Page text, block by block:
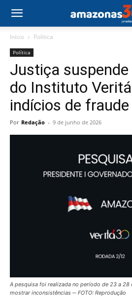
Início Política
Política
Justiça
do Instituto
indícios de fraude
Por Redação - 9 de junho de 2026
A pesquisa foi realizada no período de 23 a 28
mostrar inconsistências ─ FOTO: Reprodução